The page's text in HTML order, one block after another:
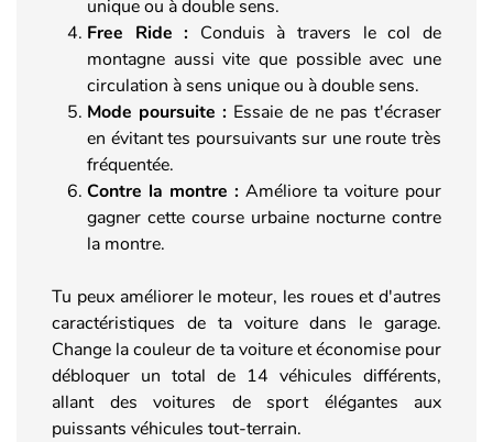
unique ou à double sens.
Free Ride : Conduis à travers le col de
montagne aussi vite que possible avec une
circulation à sens unique ou à double sens.
Mode poursuite : Essaie de ne pas t'écraser
en évitant tes poursuivants sur une route très
fréquentée.
Contre la montre : Améliore ta voiture pour
gagner cette course urbaine nocturne contre
la montre.
Tu peux améliorer le moteur, les roues et d'autres
caractéristiques de ta voiture dans le garage.
Change la couleur de ta voiture et économise pour
débloquer un total de 14 véhicules différents,
allant des voitures de sport élégantes aux
puissants véhicules tout-terrain.